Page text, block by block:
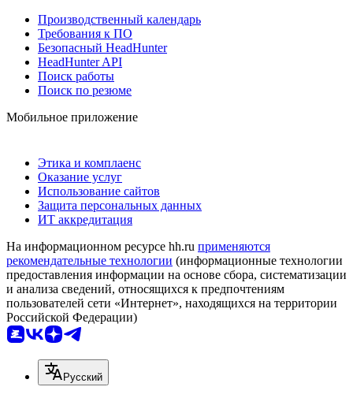
Производственный календарь
Требования к ПО
Безопасный HeadHunter
HeadHunter API
Поиск работы
Поиск по резюме
Мобильное приложение
Этика и комплаенс
Оказание услуг
Использование сайтов
Защита персональных данных
ИТ аккредитация
На информационном ресурсе hh.ru применяются
рекомендательные технологии (информационные технологии
предоставления информации на основе сбора, систематизации
и анализа сведений, относящихся к предпочтениям
пользователей сети «Интернет», находящихся на территории
Российской Федерации)
Русский